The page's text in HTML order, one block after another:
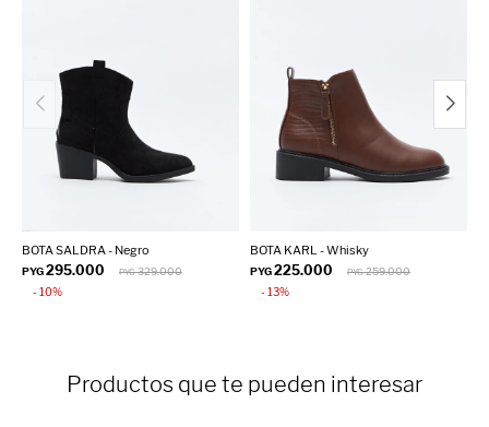
BOTA SALDRA - Negro
PYG295.000 PYG 329.000
10
BOTA KARL - Whisky
PYG225.000 PYG 259.000
13
Productos que te pueden interesar